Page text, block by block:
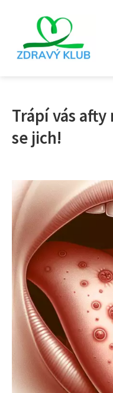
Trápí vás
se jich!